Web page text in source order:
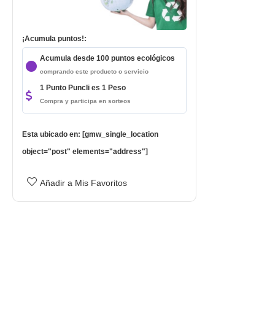
¡Acumula puntos!:
Acumula desde 100 puntos ecológicos
comprando este producto o servicio
1 Punto Puncli es 1 Peso
Compra y participa en sorteos
Esta ubicado en: [gmw_single_location
object="post" elements="address"]
Añadir a Mis Favoritos